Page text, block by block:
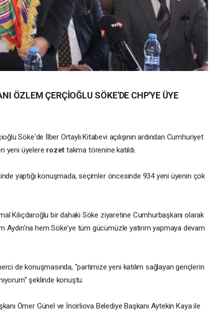
ÖZLEM ÇERÇİOĞLU SÖKE'DE CHP'YE ÜYE
Söke'de İlber Ortaylı Kitabevi açılışının ardından Cumhuriyet
yeni üyelere rozettakma törenine katıldı.
yaptığı konuşmada, seçimler öncesinde 934 yeni üyenin çok
Kılıçdaroğlu bir dahaki Söke ziyaretine Cumhurbaşkanı olarak
Aydın'na hem Söke'ye tüm gücümüzle yatırım yapmaya devam
de konuşmasında, "partimize yeni katılım sağlayan gençlerin
şeklinde konuştu.
Ömer Günel ve İncirliova Belediye Başkanı Aytekin Kaya ile